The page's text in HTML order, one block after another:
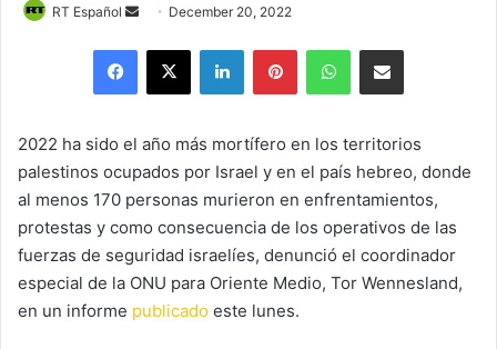
RT Español
Send
email
December 20, 2022
Facebook
X LinkedInPinterestWhatsAppShare via Email
2022 ha sido el año más mortífero en los territorios
palestinos ocupados por Israel y en el país hebreo, donde
al menos 170 personas murieron en enfrentamientos,
protestas y como consecuencia de los operativos de las
fuerzas de seguridad israelíes, denunció el coordinador
especial de la ONU para Oriente Medio, Tor Wennesland,
en un informe publicado este lunes.